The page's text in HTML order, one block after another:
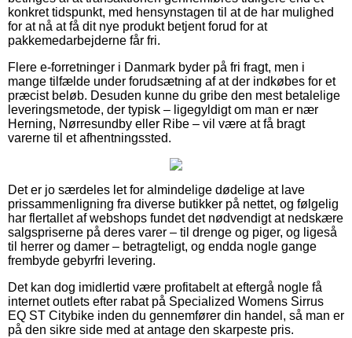
konkret tidspunkt, med hensynstagen til at de har mulighed
for at nå at få dit nye produkt betjent forud for at
pakkemedarbejderne får fri.
Flere e-forretninger i Danmark byder på fri fragt, men i
mange tilfælde under forudsætning af at der indkøbes for et
præcist beløb. Desuden kunne du gribe den mest betalelige
leveringsmetode, der typisk – ligegyldigt om man er nær
Herning, Nørresundby eller Ribe – vil være at få bragt
varerne til et afhentningssted.
Det er jo særdeles let for almindelige dødelige at lave
prissammenligning fra diverse butikker på nettet, og følgelig
har flertallet af webshops fundet det nødvendigt at nedskære
salgspriserne på deres varer – til drenge og piger, og ligeså
til herrer og damer – betragteligt, og endda nogle gange
frembyde gebyrfri levering.
Det kan dog imidlertid være profitabelt at eftergå nogle få
internet outlets efter rabat på Specialized Womens Sirrus
EQ ST Citybike inden du gennemfører din handel, så man er
på den sikre side med at antage den skarpeste pris.